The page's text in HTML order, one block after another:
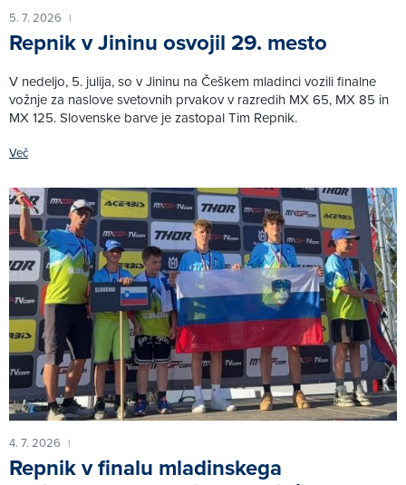
5. 7. 2026 |
Repnik v Jininu osvojil 29. mesto
V nedeljo, 5. julija, so v Jininu na Češkem mladinci vozili finalne
vožnje za naslove svetovnih prvakov v razredih MX 65, MX 85 in
MX 125. Slovenske barve je zastopal Tim Repnik.
Več
4. 7. 2026 |
Repnik v finalu mladinskega